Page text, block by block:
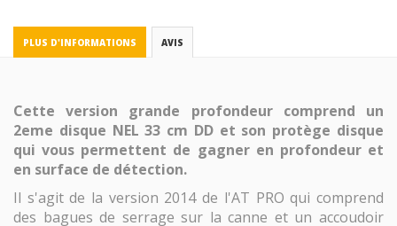
PLUS D'INFORMATIONS AVIS
Cette version grande profondeur comprend un
2eme disque NEL 33 cm DD et son protège disque
qui vous permettent de gagner en profondeur et
en surface de détection.
Il s'agit de la version 2014 de l'AT PRO qui comprend
des bagues de serrage sur la canne et un accoudoir